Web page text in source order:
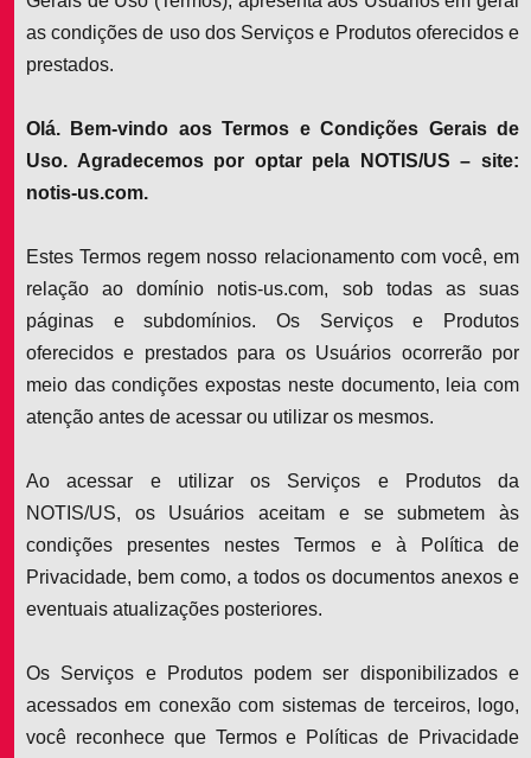
as condições de uso dos Serviços e Produtos oferecidos e
prestados.
Olá. Bem-vindo aos Termos e Condições Gerais de
Uso. Agradecemos por optar pela NOTIS/US – site:
notis-us.com.
Estes Termos regem nosso relacionamento com você, em
relação ao domínio notis-us.com, sob todas as suas
páginas e subdomínios. Os Serviços e Produtos
oferecidos e prestados para os Usuários ocorrerão por
meio das condições expostas neste documento, leia com
atenção antes de acessar ou utilizar os mesmos.
Ao acessar e utilizar os Serviços e Produtos da
NOTIS/US, os Usuários aceitam e se submetem às
condições presentes nestes Termos e à Política de
Privacidade, bem como, a todos os documentos anexos e
eventuais atualizações posteriores.
Os Serviços e Produtos podem ser disponibilizados e
acessados em conexão com sistemas de terceiros, logo,
você reconhece que Termos e Políticas de Privacidade